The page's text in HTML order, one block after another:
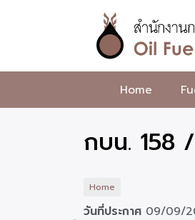
สำนักงาน
กองทุน
น้ำมัน
เพลิง
Home
กบน. 158
Home
วันที่ประกาศ 09/09/